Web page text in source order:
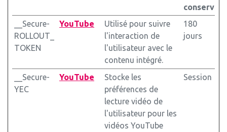
__Secure-
ROLLOUT_
TOKEN
YouTube
Utilisé pour suivre
l'interaction de
l'utilisateur avec le
contenu intégré.
180
jours
__Secure-
YEC
YouTube
Stocke les
préférences de
lecture vidéo de
l'utilisateur pour les
vidéos YouTube
Session